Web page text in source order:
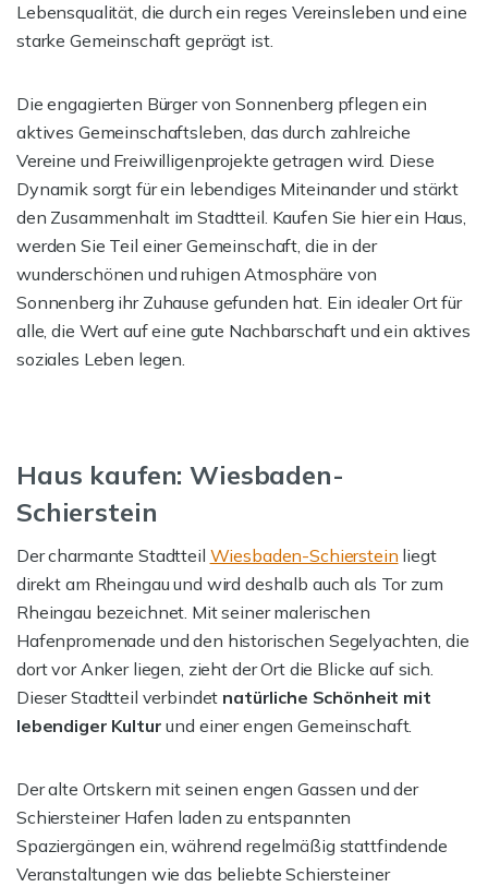
Lebensqualität, die durch ein reges Vereinsleben und eine
starke Gemeinschaft geprägt ist.
Die engagierten Bürger von Sonnenberg pflegen ein
aktives Gemeinschaftsleben, das durch zahlreiche
Vereine und Freiwilligenprojekte getragen wird. Diese
Dynamik sorgt für ein lebendiges Miteinander und stärkt
den Zusammenhalt im Stadtteil. Kaufen Sie hier ein Haus,
werden Sie Teil einer Gemeinschaft, die in der
wunderschönen und ruhigen Atmosphäre von
Sonnenberg ihr Zuhause gefunden hat. Ein idealer Ort für
alle, die Wert auf eine gute Nachbarschaft und ein aktives
soziales Leben legen.
Haus kaufen: Wiesbaden-
Schierstein
Der charmante Stadtteil Wiesbaden-Schierstein liegt
direkt am Rheingau und wird deshalb auch als Tor zum
Rheingau bezeichnet. Mit seiner malerischen
Hafenpromenade und den historischen Segelyachten, die
dort vor Anker liegen, zieht der Ort die Blicke auf sich.
Dieser Stadtteil verbindet natürliche Schönheit mit
lebendiger Kultur und einer engen Gemeinschaft.
Der alte Ortskern mit seinen engen Gassen und der
Schiersteiner Hafen laden zu entspannten
Spaziergängen ein, während regelmäßig stattfindende
Veranstaltungen wie das beliebte Schiersteiner